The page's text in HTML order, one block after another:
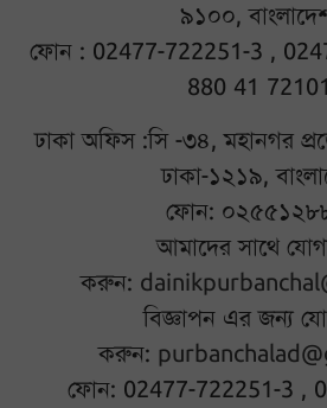
৯১০০,
ফোন : 02477-722251-3 ,
880 41
ঢাকা অফিস :সি -৩৪, মহানগর
ঢাকা-১২১৯,
ফোন:
আমাদের সাথে
করুন:
বিজ্ঞাপন এর জন্য
করুন:
ফোন: 02477-722251-3 ,